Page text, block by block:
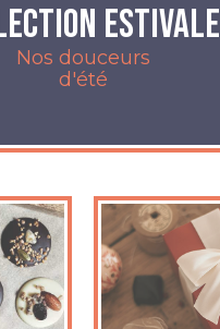
Estivale
Nos douceurs
d'été